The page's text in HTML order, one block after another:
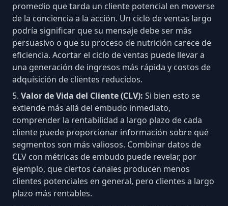
promedio que tarda un cliente potencial en moverse
de la conciencia a la acción. Un ciclo de ventas largo
podría significar que su mensaje debe ser más
persuasivo o que su proceso de nutrición carece de
eficiencia. Acortar el ciclo de ventas puede llevar a
una generación de ingresos más rápida y costos de
adquisición de clientes reducidos.
Valor de Vida del Cliente(CLV): Si bien esto se
extiende más allá del embudo inmediato,
comprender la rentabilidad a largo plazo de cada
cliente puede proporcionar información sobre qué
segmentos son más valiosos. Combinar datos de
CLV con métricas de embudo puede revelar, por
ejemplo, que ciertos canales producen menos
clientes potenciales en general, pero clientes a largo
plazo más rentables.